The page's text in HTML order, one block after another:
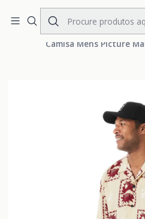
Portes Gratis
Início MENS
Camisa Mens Picture